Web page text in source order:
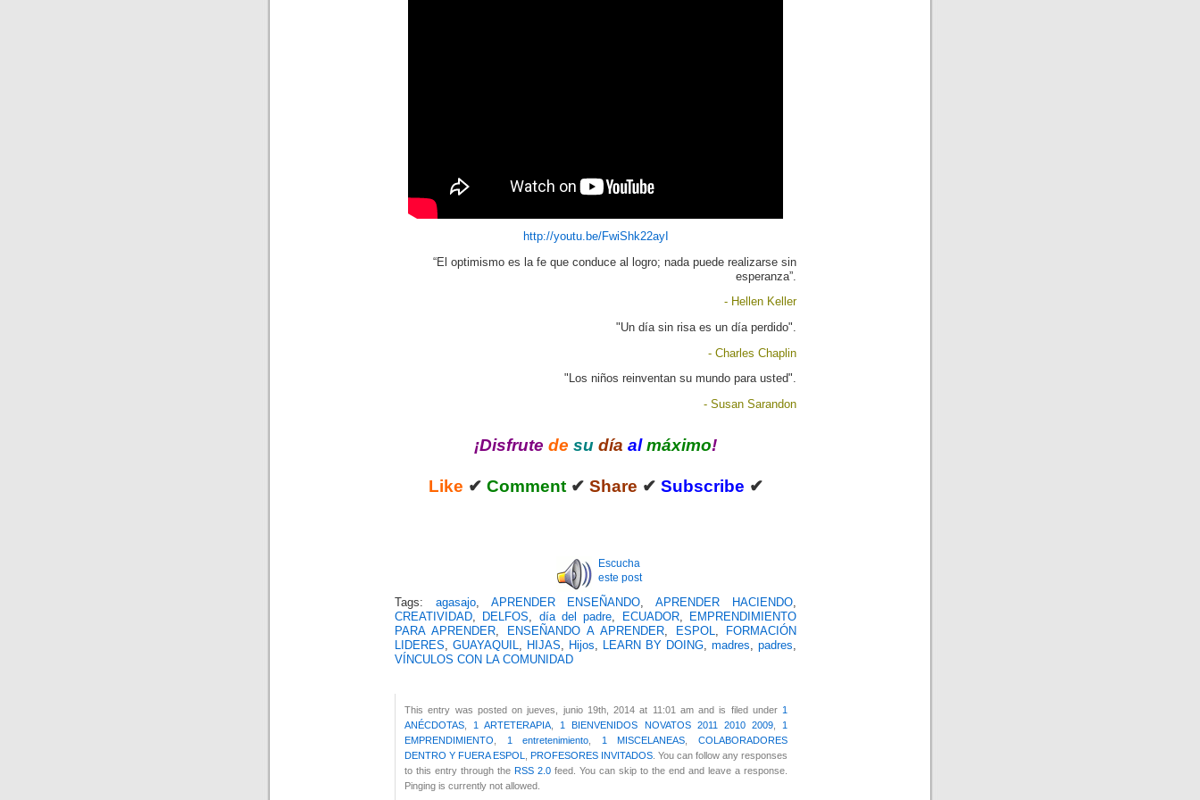
http://youtu.be/FwiShk22ayI
“El optimismo es la fe que conduce al logro; nada puede realizarse sin
esperanza”.
- Hellen Keller
"Un día sin risa es un día perdido".
- Charles Chaplin
"Los niños reinventan su mundo para usted".
- Susan Sarandon
¡Disfrute de su día almáximo!
Like ✔ Comment✔ Share ✔ Subscribe ✔
Escucha
este post
Tags: agasajo, APRENDER ENSEÑANDO,APRENDER HACIENDO,
CREATIVIDAD, DELFOS, día del padre, ECUADOR,
EMPRENDIMIENTO
PARA APRENDER, ENSEÑANDO A APRENDER, ESPOL,
FORMACIÓN
LIDERES, GUAYAQUIL, HIJAS, Hijos, LEARN BY DOING, madres, padres,
VÍNCULOS CON LA COMUNIDAD
This entry was posted on jueves, junio 19th, 2014 at 11:01 am and is filed under 1
ANÉCDOTAS
1 ARTETERAPIA 1 BIENVENIDOS NOVATOS 2011 2010 2009, 1
EMPRENDIMIENTO
1 entretenimiento 1 MISCELANEAS ,COLABORADORES
DENTRO Y FUERA ESPOL
PROFESORES INVITADOS . You can follow any responses
to this entry through the RSS 2.0 feed. You can skip to the end and leave a response.
Pinging is currently not allowed.